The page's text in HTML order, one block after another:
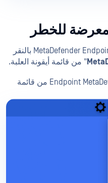
للخطر
يمكنك تشغيل واجهة مستخدم MetaDefender Endpoint UI بالنقر
" من قائمة أيقونة العلبة.
وبدلاً من ذلك، يمكنك تشغيلEndpoint MetaDefender من قائمة